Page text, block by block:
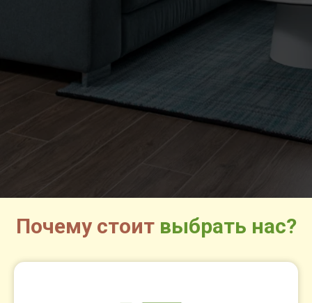
Почему стоит выбрать нас?